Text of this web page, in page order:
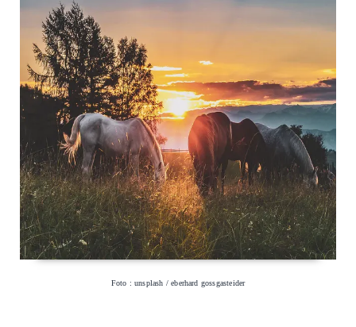
Foto : unsplash / eberhard gossgasteider